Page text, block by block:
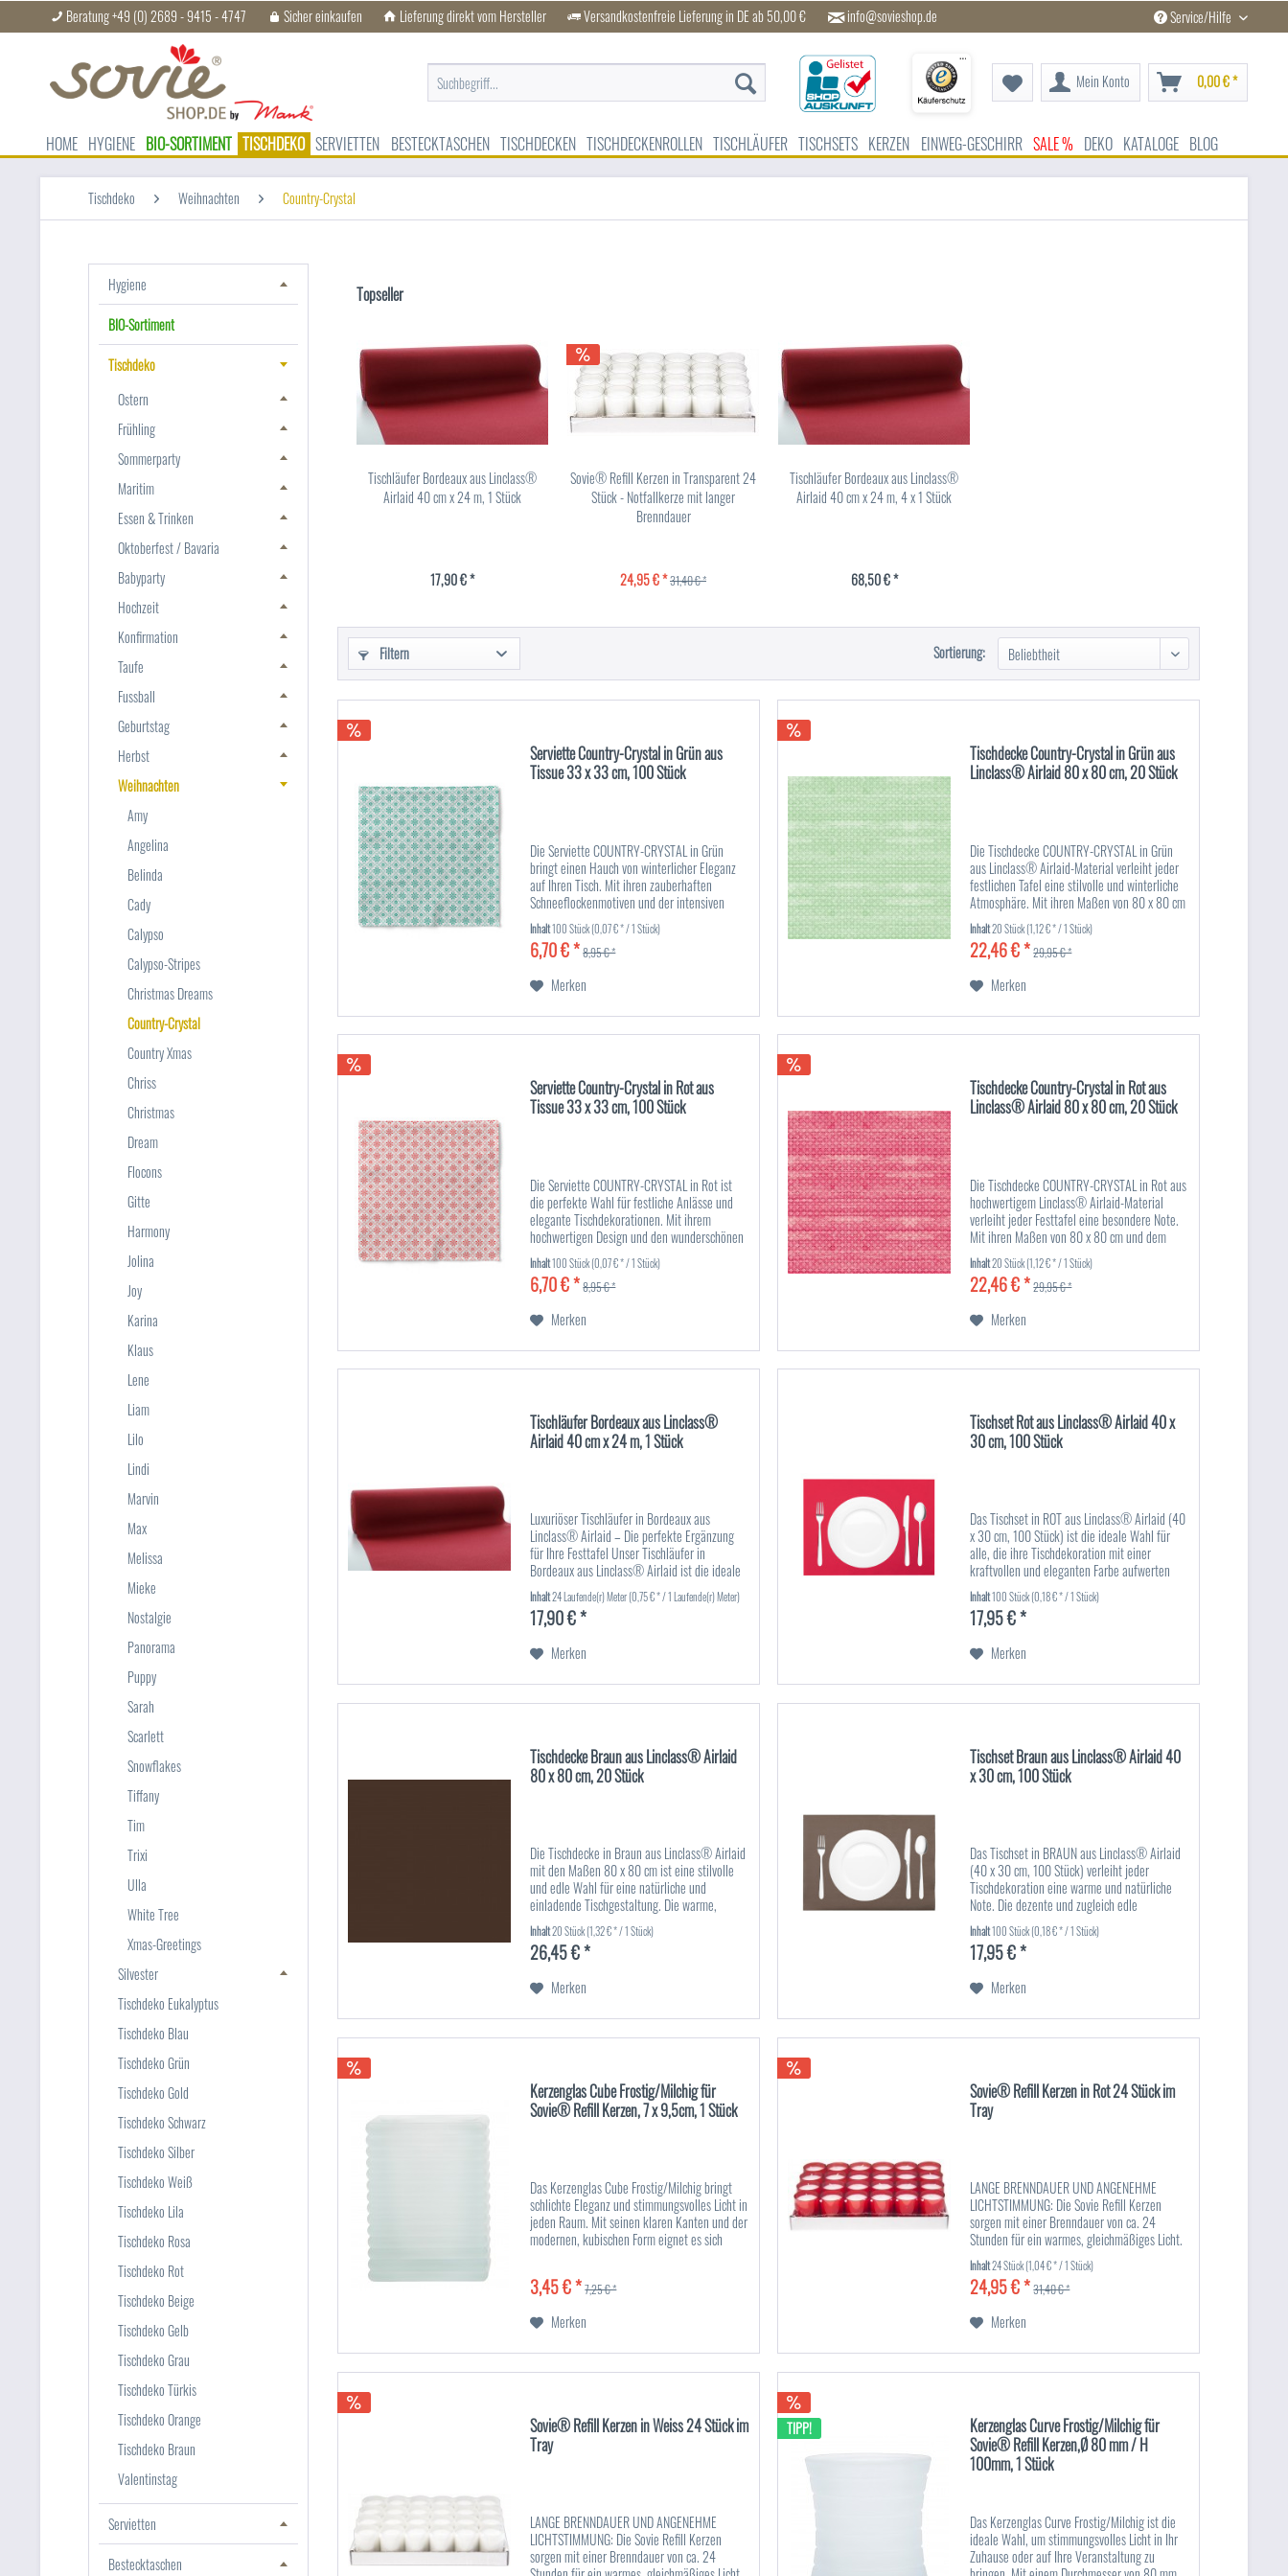
Beratung +49 (0) 2689 - 9415 - 4747 Sicher einkaufen Lieferung direkt vom Hersteller Versandkostenfreie Lieferung in DE ab 50,00 € info@sovieshop.de Service/Hilfe
Mein Konto 0,00 € *
HOME HYGIENE BIO-SORTIMENT TISCHDEKO SERVIETTEN BESTECKTASCHEN TISCHDECKEN TISCHDECKENROLLEN TISCHLÄUFER TISCHSETS KERZEN EINWEG-GESCHIRR SALE % DEKO KATALOGE BLOG
Tischdeko Weihnachten Country-Crystal
Hygiene
BIO-Sortiment
Tischdeko
Ostern
Frühling
Sommerparty
Maritim
Essen & Trinken
Oktoberfest / Bavaria
Babyparty
Hochzeit
Konfirmation
Taufe
Fussball
Geburtstag
Herbst
Weihnachten
Amy
Angelina
Belinda
Cady
Calypso
Calypso-Stripes
Christmas Dreams
Country-Crystal
Country Xmas
Chriss
Christmas
Dream
Flocons
Gitte
Harmony
Jolina
Joy
Karina
Klaus
Lene
Liam
Lilo
Lindi
Marvin
Max
Melissa
Mieke
Nostalgie
Panorama
Puppy
Sarah
Scarlett
Snowflakes
Tiffany
Tim
Trixi
Ulla
White Tree
Xmas-Greetings
Silvester
Tischdeko Eukalyptus
Tischdeko Blau
Tischdeko Grün
Tischdeko Gold
Tischdeko Schwarz
Tischdeko Silber
Tischdeko Weiß
Tischdeko Lila
Tischdeko Rosa
Tischdeko Rot
Tischdeko Beige
Tischdeko Gelb
Tischdeko Grau
Tischdeko Türkis
Tischdeko Orange
Tischdeko Braun
Valentinstag
Servietten
Bestecktaschen
Topseller
Tischläufer Bordeaux aus Linclass®
Airlaid 40 cm x 24 m, 1 Stück
17,90 € *
Sovie® Refill Kerzen in Transparent 24
Stück - Notfallkerze mit langer
Brenndauer
24,95 € *31,40 € *
Tischläufer Bordeaux aus Linclass®
Airlaid 40 cm x 24 m, 4 x 1 Stück
68,50 € *
Filtern Sortierung:
Serviette Country-Crystal in Grün aus
Tissue 33 x 33 cm, 100 Stück
Die Serviette COUNTRY-CRYSTAL in Grün
bringt einen Hauch von winterlicher Eleganz
auf Ihren Tisch. Mit ihren zauberhaften
Schneeflockenmotiven und der intensiven
grünen Farbe ist sie die perfekte Ergänzung
für festliche Tischdekorationen...
Inhalt100 Stück(0,07 € * / 1 Stück)
6,70 € *8,95 € *
Merken
Tischdecke Country-Crystal in Grün aus
Linclass® Airlaid 80 x 80 cm, 20 Stück
Die Tischdecke COUNTRY-CRYSTAL in Grün
aus Linclass® Airlaid-Material verleiht jeder
festlichen Tafel eine stilvolle und winterliche
Atmosphäre. Mit ihren Maßen von 80 x 80 cm
ist sie ideal für kleinere Tische oder als
dekorative...
Inhalt20 Stück(1,12 € * / 1 Stück)
22,46 € *29,95 € *
Merken
Serviette Country-Crystal in Rot aus
Tissue 33 x 33 cm, 100 Stück
Die Serviette COUNTRY-CRYSTAL in Rot ist
die perfekte Wahl für festliche Anlässe und
elegante Tischdekorationen. Mit ihrem
hochwertigen Design und den wunderschönen
Schneeflockenmotiven verleiht sie jedem
gedeckten Tisch einen Hauch von...
Inhalt100 Stück(0,07 € * / 1 Stück)
6,70 € *8,95 € *
Merken
Tischdecke Country-Crystal in Rot aus
Linclass® Airlaid 80 x 80 cm, 20 Stück
Die Tischdecke COUNTRY-CRYSTAL in Rot aus
hochwertigem Linclass® Airlaid-Material
verleiht jeder Festtafel eine besondere Note.
Mit ihren Maßen von 80 x 80 cm und dem
eleganten Schneeflockendesign eignet sich
diese Tischdecke perfekt für...
Inhalt20 Stück(1,12 € * / 1 Stück)
22,46 € *29,95 € *
Merken
Tischläufer Bordeaux aus Linclass®
Airlaid 40 cm x 24 m, 1 Stück
Luxuriöser Tischläufer in Bordeaux aus
Linclass® Airlaid – Die perfekte Ergänzung
für Ihre Festtafel Unser Tischläufer in
Bordeaux aus Linclass® Airlaid ist die ideale
Wahl, um Ihre Tischdekoration elegant und
stilvoll zu gestalten. Mit...
Inhalt24 Laufende(r) Meter(0,75 € * / 1 Laufende(r) Meter)
17,90 € *
Merken
Tischset Rot aus Linclass® Airlaid 40 x
30 cm, 100 Stück
Das Tischset in ROT aus Linclass® Airlaid (40
x 30 cm, 100 Stück) ist die ideale Wahl für
alle, die ihre Tischdekoration mit einer
kraftvollen und eleganten Farbe aufwerten
möchten. Die lebendige rote Farbe sorgt für
ein warmes,...
Inhalt100 Stück(0,18 € * / 1 Stück)
17,95 € *
Merken
Tischdecke Braun aus Linclass® Airlaid
80 x 80 cm, 20 Stück
Die Tischdecke in Braun aus Linclass® Airlaid
mit den Maßen 80 x 80 cm ist eine stilvolle
und edle Wahl für eine natürliche und
einladende Tischgestaltung. Die warme,
erdige Braunfarbe verleiht jeder Tafel eine
gemütliche und elegante...
Inhalt20 Stück(1,32 € * / 1 Stück)
26,45 € *
Merken
Tischset Braun aus Linclass® Airlaid 40
x 30 cm, 100 Stück
Das Tischset in BRAUN aus Linclass® Airlaid
(40 x 30 cm, 100 Stück) verleiht jeder
Tischdekoration eine warme und natürliche
Note. Die dezente und zugleich edle
Farbgebung lässt sich vielseitig kombinieren
und eignet sich perfekt für...
Inhalt100 Stück(0,18 € * / 1 Stück)
17,95 € *
Merken
Kerzenglas Cube Frostig/Milchig für
Sovie® Refill Kerzen, 7 x 9,5cm, 1 Stück
Das Kerzenglas Cube Frostig/Milchig bringt
schlichte Eleganz und stimmungsvolles Licht in
jeden Raum. Mit seinen klaren Kanten und der
modernen, kubischen Form eignet es sich
stilvolle...
3,45 € *7,25 € *
Merken
Sovie® Refill Kerzen in Rot 24 Stück im
Tray
LANGE BRENNDAUER UND ANGENEHME
LICHTSTIMMUNG: Die Sovie Refill Kerzen
sorgen mit einer Brenndauer von ca. 24
Stunden für ein warmes, gleichmäßiges Licht.
Mit einem Durchmesser von ca. Ø50 mm und
einer Höhe von 65 mm sind sie ideal für...
Inhalt24 Stück(1,04 € * / 1 Stück)
24,95 € *31,40 € *
Merken
Sovie® Refill Kerzen in Weiss 24 Stück im
Tray
LANGE BRENNDAUER UND ANGENEHME
LICHTSTIMMUNG: Die Sovie Refill Kerzen
sorgen mit einer Brenndauer von ca. 24
TIPP!
Kerzenglas Curve Frostig/Milchig für
Sovie® Refill Kerzen,Ø 80 mm / H
100mm, 1 Stück
Das Kerzenglas Curve Frostig/Milchig ist die
ideale Wahl, um stimmungsvolles Licht in Ihr
Zuhause oder auf Ihre Veranstaltung zu